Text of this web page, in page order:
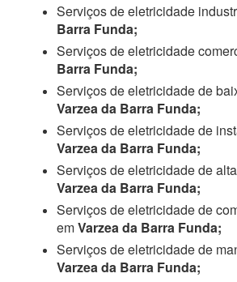
Serviços de eletricidade
Barra Funda;
Serviços de eletricidade
Barra Funda;
Serviços de eletricidade de
Varzea da Barra Funda;
Serviços de eletricidade de
Varzea da Barra Funda;
Serviços de eletricidade de
Varzea da Barra Funda;
Serviços de eletricidade de
emVarzea da Barra Funda;
Serviços de eletricidade de
Varzea da Barra Funda;